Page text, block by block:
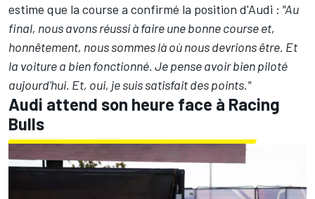
estime que la course a confirmé la position d'Audi : "Au
final, nous avons réussi à faire une bonne course et,
honnêtement, nous sommes là où nous devrions être. Et
la voiture a bien fonctionné. Je pense avoir bien piloté
aujourd'hui. Et, oui, je suis satisfait des points."
Audi attend son heure face à Racing
Bulls